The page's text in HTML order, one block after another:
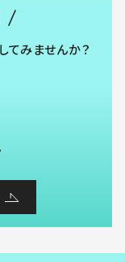
てみませんか？